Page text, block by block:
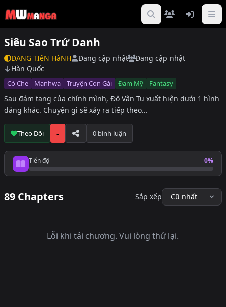
Siêu Sao Trứ Danh
ĐANG TIếN HàNH Đang cập nhật
Đang cập nhật
Hàn Quốc
Có Che Manhwa Truyện Con Gái Đam Mỹ Fantasy
Sau đám tang của chính mình, Đỗ Vân Tu xuất hiện dưới 1 hình
dáng khác. Chuyện gì sẽ xảy ra tiếp theo...
Theo Dõi - 0 bình luận
Tiến độ 0%
Tiến độ đọc
89 Chapters Sắp xếp
Lỗi khi tải chương. Vui lòng thử lại.